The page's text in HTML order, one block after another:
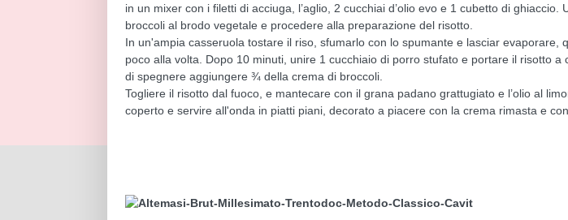
in un mixer con i filetti di acciuga, l’aglio, 2 cucchiai d’olio evo e 1 cubetto di
broccoli al brodo vegetale e procedere alla preparazione del risotto.
In un'ampia casseruola tostare il riso, sfumarlo con lo spumante e lasciar evaporare,
poco alla volta. Dopo 10 minuti, unire 1 cucchiaio di porro stufato e portare il risotto a
di spegnere aggiungere ¾ della crema di broccoli.
Togliere il risotto dal fuoco, e mantecare con il grana padano grattugiato e l’olio al
coperto e servire all'onda in piatti piani, decorato a piacere con la crema rimasta e